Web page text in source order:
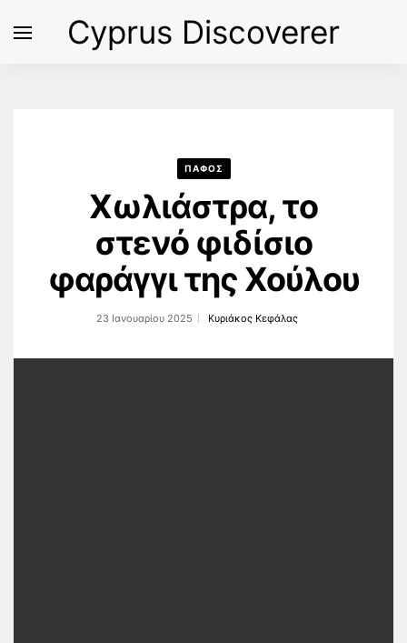
Cyprus Discoverer
ΠΑΦΟΣ
Χωλιάστρα, το
στενό φιδίσιο
φαράγγι της Χούλου
23 Ιανουαρίου 2025 Κυριάκος Κεφάλας